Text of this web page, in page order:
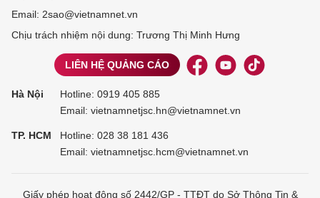
Email: 2sao@vietnamnet.vn
Chịu trách nhiệm nội dung: Trương Thị Minh Hưng
LIÊN HỆ QUẢNG CÁO
Hà Nội Hotline: 0919 405 885
Email: vietnamnetjsc.hn@vietnamnet.vn
TP. HCM Hotline: 028 38 181 436
Email: vietnamnetjsc.hcm@vietnamnet.vn
Giấy phép hoạt động số 2442/GP - TTĐT do Sở Thông Tin &